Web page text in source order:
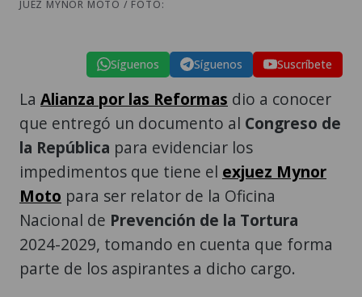
JUEZ MYNOR MOTO / FOTO:
Síguenos Síguenos Suscríbete
La Alianza por las Reformas dio a conocer
que entregó un documento al Congreso de
la República para evidenciar los
impedimentos que tiene el exjuez Mynor
Moto para ser relator de la Oficina
Nacional de Prevención de la Tortura
2024-2029, tomando en cuenta que forma
parte de los aspirantes a dicho cargo.